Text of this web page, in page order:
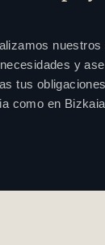
y
tus
como en